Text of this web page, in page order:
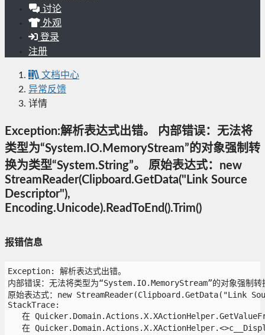
讨论
外观
登录
注册
文档中心
异常反馈
详情
Exception:解析表达式出错。 内部错误：无法将
类型为“System.IO.MemoryStream”的对象强制转
换为类型“System.String”。 原始表达式：new
StreamReader(Clipboard.GetData("Link Source
Descriptor"),
Encoding.Unicode).ReadToEnd().Trim()
报错信息
Exception: 解析表达式出错。
内部错误：无法将类型为“System.IO.MemoryStream”的对象强制
原始表达式：new
StackTrace:
在
在